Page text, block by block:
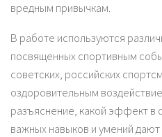
вредным привычкам.
В работе используются
посвященных спортивным
советских, российских
оздоровительным
разъяснение, какой эффект
важных навыков и умений